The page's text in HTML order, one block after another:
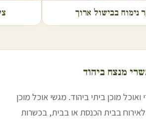
נימוח בבישול ארוך
מנצח ביהוד
ואוכל מוכן ביתי ביהוד. מגשי אוכל מוכן
לאירוח בבית הכנסת או בבית, בכשרות